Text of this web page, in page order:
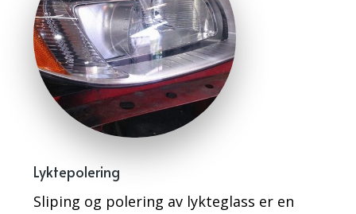
Lyktepolering
Sliping og polering av lykteglass er en